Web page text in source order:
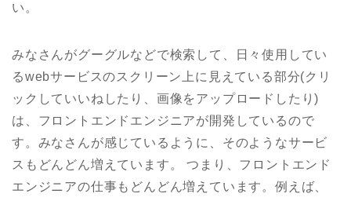
い。
みなさんがグーグルなどで検索して、日々使用してい
るwebサービスのスクリーン上に見えている部分(クリ
ックしていいねしたり、画像をアップロードしたり)
は、フロントエンドエンジニアが開発しているので
す。みなさんが感じているように、そのようなサービ
スもどんどん増えています。 つまり、フロントエンド
エンジニアの仕事もどんどん増えています。例えば、